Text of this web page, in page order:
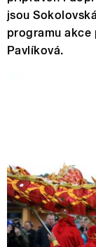
jsou
programu akce
Pavlíková.